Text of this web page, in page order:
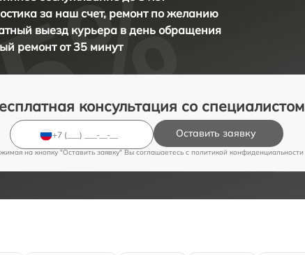
за наш счет, ремонт по желанию
выезд курьера в день обращения
ремонтот 35 минут
консультация со специалистом
Оставить заявку
на кнопку "Оставить заявку" Вы соглашаетесь c политикой конфиденциальности